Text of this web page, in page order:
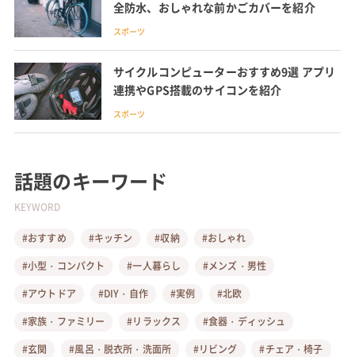
全防水、おしゃれな前かごカバーを紹介
スポーツ
サイクルコンピューターおすすめ9選 アプリ
連携やGPS搭載のサイコンを紹介
スポーツ
話題のキーワード
KEYWORD
#おすすめ #キッチン #収納
#おしゃれ
#小型・コンパクト
#一人暮らし
#メンズ・男性
#アウトドア
#DIY・自作 #実例
#北欧
#家族・ファミリー
#リラックス
#食器・ディッシュ
#玄関
#風呂・脱衣所・洗面所 #リビング
#チェア・椅子